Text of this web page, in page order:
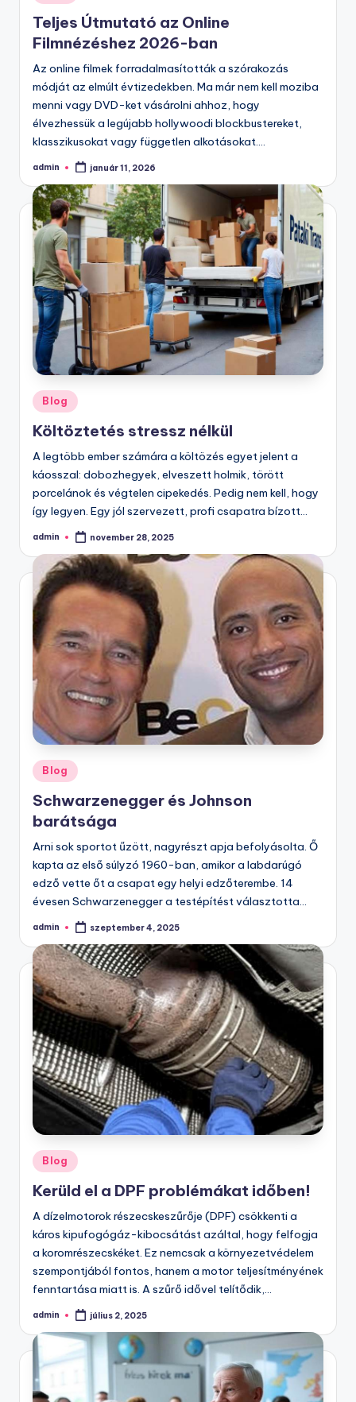
in
Teljes Útmutató az Online
Filmnézéshez 2026-ban
Az online filmek forradalmasították a szórakozás
módját az elmúlt évtizedekben. Ma már nem kell moziba
menni vagy DVD-ket vásárolni ahhoz, hogy
élvezhessük a legújabb hollywoodi blockbustereket,
klasszikusokat vagy független alkotásokat.…
Posted
admin január 11, 2026
Posted
in
Blog
Költöztetés stressz nélkül
A legtöbb ember számára a költözés egyet jelent a
káosszal: dobozhegyek, elveszett holmik, törött
porcelánok és végtelen cipekedés. Pedig nem kell, hogy
így legyen. Egy jól szervezett, profi csapatra bízott…
Posted
admin november 28, 2025
Posted
in
Blog
Schwarzenegger és Johnson
barátsága
Arni sok sportot űzött, nagyrészt apja befolyásolta. Ő
kapta az első súlyzó 1960-ban, amikor a labdarúgó
edző vette őt a csapat egy helyi edzőterembe. 14
évesen Schwarzenegger a testépítést választotta…
Posted
admin szeptember 4, 2025
Posted
in
Blog
Kerüld el a DPF problémákat időben!
A dízelmotorok részecskeszűrője (DPF) csökkenti a
káros kipufogógáz-kibocsátást azáltal, hogy felfogja
a koromrészecskéket. Ez nemcsak a környezetvédelem
szempontjából fontos, hanem a motor teljesítményének
fenntartása miatt is. A szűrő idővel telítődik,…
Posted
admin július 2, 2025